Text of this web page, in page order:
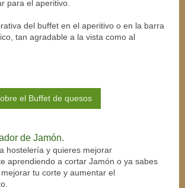
para el aperitivo.
del buffet en el aperitivo o en la barra
tan agradable a la vista como al
el Buffet de quesos
de Jamón.
hostelería y quieres mejorar
aprendiendo a cortar Jamón o ya sabes
tu corte y aumentar el